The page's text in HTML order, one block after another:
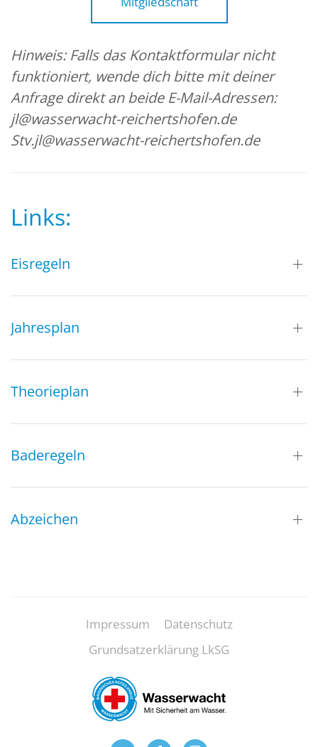
Hinweis: Falls das Kontaktformular nicht
funktioniert, wende dich bitte mit deiner
Anfrage direkt anbeideE-Mail-Adressen:
jl@wasserwacht-reichertshofen.de
Stv.jl@wasserwacht-reichertshofen.de
Links:
Eisregeln
Jahresplan
Theorieplan
Baderegeln
Abzeichen
Impressum
Datenschutz
Grundsatzerklärung LkSG